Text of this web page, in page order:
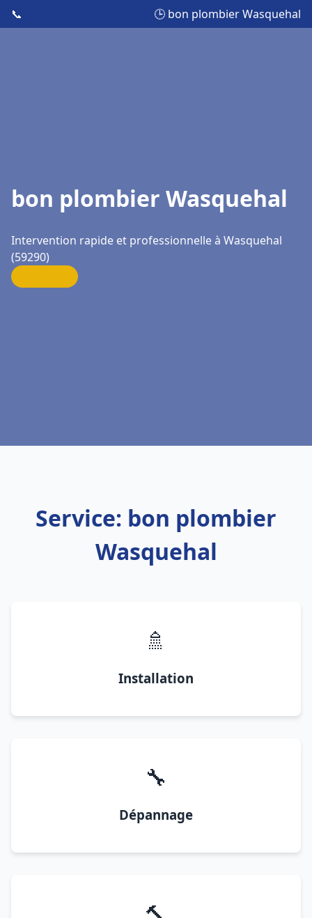
📞 🕒 bon plombier Wasquehal
bon plombier Wasquehal
Intervention rapide et professionnelle à Wasquehal
(59290)
Service: bon plombier
Wasquehal
🚿
Installation
🔧
Dépannage